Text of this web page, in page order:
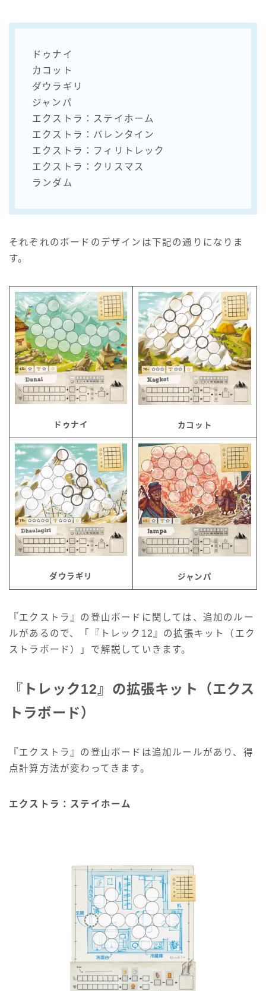
ドゥナイ
カコット
ダウラギリ
ジャンパ
エクストラ：ステイホーム
エクストラ：バレンタイン
エクストラ：フィリトレック
エクストラ：クリスマス
ランダム
それぞれのボードのデザインは下記の通りになりま
す。
ドゥナイ カコット
ダウラギリ ジャンパ
『エクストラ』の登山ボードに関しては、追加のルー
ルがあるので、「『トレック12』の拡張キット（エク
ストラボード）」で解説していきます。
『トレック12』の拡張キット（エクス
トラボード）
『エクストラ』の登山ボードは追加ルールがあり、得
点計算方法が変わってきます。
エクストラ：ステイホーム